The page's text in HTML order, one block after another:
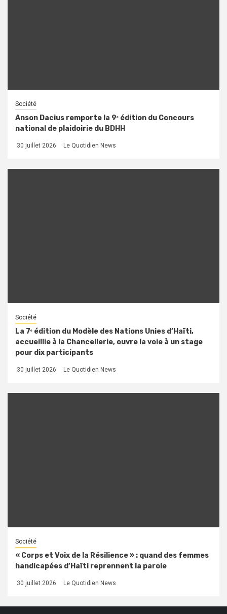
Société
Anson Dacius remporte la 9ᵉ édition du Concours
national de plaidoirie du BDHH
30 juillet 2026 Le Quotidien News
Société
La 7ᵉ édition du Modèle des Nations Unies d’Haïti,
accueillie à la Chancellerie, ouvre la voie à un stage
pour dix participants
30 juillet 2026 Le Quotidien News
Société
« Corps et Voix de la Résilience » : quand des femmes
handicapées d’Haïti reprennent la parole
30 juillet 2026 Le Quotidien News